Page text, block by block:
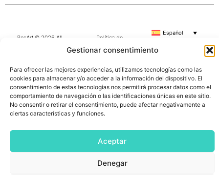
Gestionar consentimiento
Para ofrecer las mejores experiencias, utilizamos tecnologías como las
cookies para almacenar y/o acceder a la información del dispositivo. El
consentimiento de estas tecnologías nos permitirá procesar datos como el
comportamiento de navegación o las identificaciones únicas en este sitio.
No consentir o retirar el consentimiento, puede afectar negativamente a
ciertas características y funciones.
Aceptar
Denegar
BesArt © 2026 All
Política de
Aviso Legal|
Español